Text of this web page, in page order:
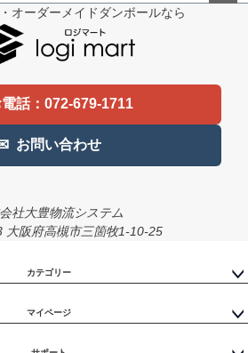
オーダーメイドダンボールなら
電話：072-679-1711
お問い合わせ
社大豊物流システム
大阪府高槻市三箇牧1-10-25
カテゴリー
マイページ